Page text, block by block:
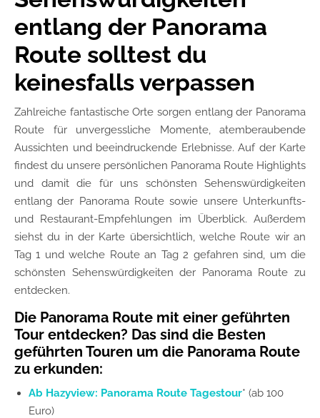
entlang der Panorama
Route solltest du
keinesfalls verpassen
Zahlreiche fantastische Orte sorgen entlang der Panorama
Route für unvergessliche Momente, atemberaubende
Aussichten und beeindruckende Erlebnisse. Auf der Karte
findest du unsere persönlichen Panorama Route Highlights
und damit die für uns schönsten Sehenswürdigkeiten
entlang der Panorama Route sowie unsere Unterkunfts-
und Restaurant-Empfehlungen im Überblick. Außerdem
siehst du in der Karte übersichtlich, welche Route wir an
Tag 1 und welche Route an Tag 2 gefahren sind, um die
schönsten Sehenswürdigkeiten der Panorama Route zu
entdecken.
Die Panorama Route mit einer geführten
Tour entdecken? Das sind die Besten
geführten Touren um die Panorama Route
zu erkunden:
Ab Hazyview: Panorama Route Tagestour* (ab 100
Euro)